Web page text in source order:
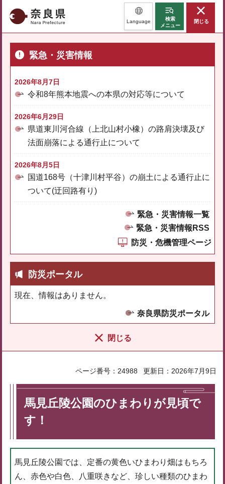
奈良県 Language
検索
メニュー
閉じる
緊急・災害情報
2026年8月7日
令和8年熊本地震への本県の対応等について
2026年6月29日
県道東川河合線（上北山村小橡）の路肩決壊及び
法面崩落による通行止について
2026年8月5日
国道168号（十津川村平谷）の崩土による通行止に
ついて(迂回路有り)
緊急・災害情報一覧
緊急・災害情報RSS
防災・危機管理ページ
防災ポータル
現在、情報はありません。
奈良県防災ポータル
閉じる
ページ番号：24988 更新日：2026年7月9日
馬見丘陵公園のひまわりが見頃で
す！
馬見丘陵公園では、定番の黄色いひまわり畑はもちろ
ん、赤色や白色、八重咲きなど、珍しい種類のひまわ